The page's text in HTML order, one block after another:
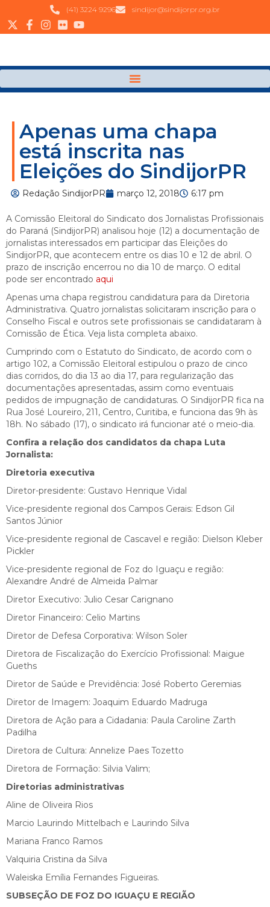
(41) 3224 9296 sindijor@sindijorpr.org.br
Apenas uma chapa
está inscrita nas
Eleições do SindijorPR
Redação SindijorPR março 12, 2018 6:17 pm
A Comissão Eleitoral do Sindicato dos Jornalistas Profissionais
do Paraná (SindijorPR) analisou hoje (12) a documentação de
jornalistas interessados em participar das Eleições do
SindijorPR, que acontecem entre os dias 10 e 12 de abril. O
prazo de inscrição encerrou no dia 10 de março. O edital
pode ser encontrado aqui
Apenas uma chapa registrou candidatura para da Diretoria
Administrativa. Quatro jornalistas solicitaram inscrição para o
Conselho Fiscal e outros sete profissionais se candidataram à
Comissão de Ética. Veja lista completa abaixo.
Cumprindo com o Estatuto do Sindicato, de acordo com o
artigo 102, a Comissão Eleitoral estipulou o prazo de cinco
dias corridos, do dia 13 ao dia 17, para regularização das
documentações apresentadas, assim como eventuais
pedidos de impugnação de candidaturas. O SindijorPR fica na
Rua José Loureiro, 211, Centro, Curitiba, e funciona das 9h às
18h. No sábado (17), o sindicato irá funcionar até o meio-dia.
Confira a relação dos candidatos da chapa Luta
Jornalista:
Diretoria executiva
Diretor-presidente: Gustavo Henrique Vidal
Vice-presidente regional dos Campos Gerais: Edson Gil
Santos Júnior
Vice-presidente regional de Cascavel e região: Dielson Kleber
Pickler
Vice-presidente regional de Foz do Iguaçu e região:
Alexandre André de Almeida Palmar
Diretor Executivo: Julio Cesar Carignano
Diretor Financeiro: Celio Martins
Diretor de Defesa Corporativa: Wilson Soler
Diretora de Fiscalização do Exercício Profissional: Maigue
Gueths
Diretor de Saúde e Previdência: José Roberto Geremias
Diretor de Imagem: Joaquim Eduardo Madruga
Diretora de Ação para a Cidadania: Paula Caroline Zarth
Padilha
Diretora de Cultura: Annelize Paes Tozetto
Diretora de Formação: Silvia Valim;
Diretorias administrativas
Aline de Oliveira Rios
Marcio Laurindo Mittelbach e Laurindo Silva
Mariana Franco Ramos
Valquiria Cristina da Silva
Waleiska Emília Fernandes Figueiras.
SUBSEÇÃO DE FOZ DO IGUAÇU E REGIÃO